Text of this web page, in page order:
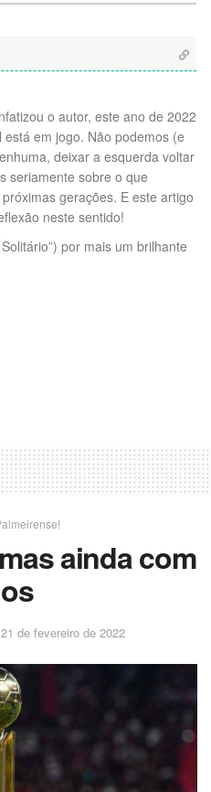
o autor, este ano de 2022
em jogo. Não podemos (e
deixar a esquerda voltar
seriamente sobre o que
gerações. E este artigo
neste sentido!
por mais um brilhante
ainda com
21 de fevereiro de 2022